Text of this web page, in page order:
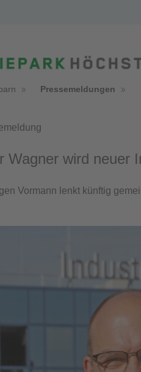
Pressemeldungen
Wagner wird neuer
Vormann lenkt künftig